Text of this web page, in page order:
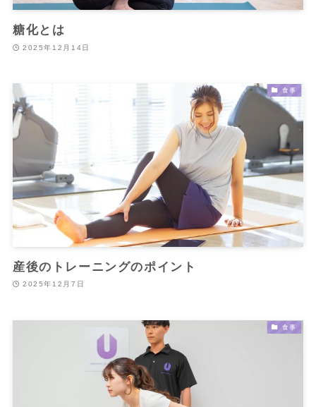
糖化とは
2025年12月14日
食事
産後のトレーニングのポイント
2025年12月7日
食事